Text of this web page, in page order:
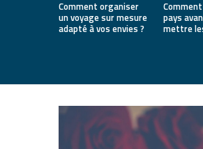
Comment organiser
un voyage sur mesure
adapté à vos envies ?
pays
mettre